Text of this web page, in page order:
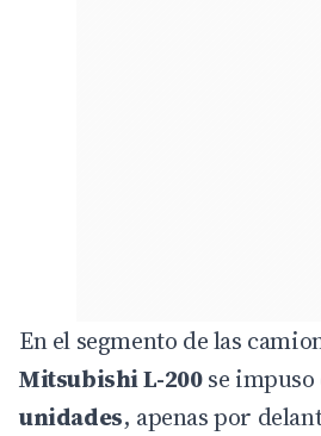
En el segmento de las
Mitsubishi L-200se impuso
unidades, apenas por